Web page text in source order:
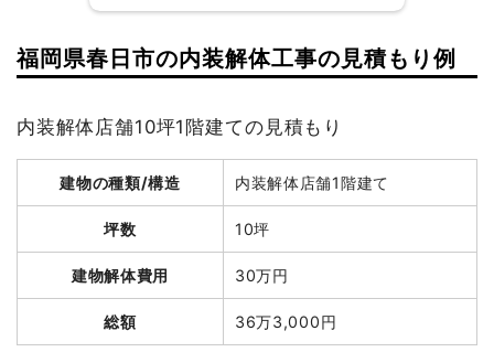
品名 数量 単価
軽量鉄骨造住宅36坪2階
建て
36坪
37,569
円
1,352,500
円
物置撤去
1式
ブロック塀撤去
18m² 1,000円
18,000円
植木・植栽撤去
1式
40,000円
室内残置物撤去
3台
円
庭石撤去 10t 5,000円
50,000円
建物の種類/構造 鉄骨造住宅2階建て
坪数 32坪
建物解体費用 61万円
総額 90万4,200円
品名 数量 単価
金額
鉄骨造住宅32坪2階建て
32坪 19,063円
福岡県春日市の内装解体工事の見積もり例
内装解体店舗10坪1階建ての見積もり
建物の種類/構造 内装解体店舗1階建て
坪数 10坪
建物解体費用 30万円
総額 36万3,000円